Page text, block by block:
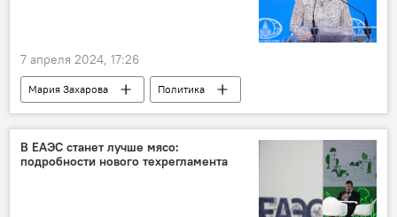
7 апреля 2024, 17:26
Мария Захарова
Политика
МИД РФ
Россия
Украина
Мир
В ЕАЭС станет лучше мясо:
подробности нового техрегламента